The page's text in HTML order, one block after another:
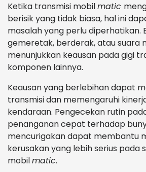
Ketika transmisi mobilmatic
berisik yang tidak biasa, hal ini
masalah yang perlu diperhatikan.
gemeretak, berderak, atau suara
menunjukkan keausan pada gigi
komponen lainnya.
Keausan yang berlebihan dapat
transmisi dan memengaruhi
kendaraan. Pengecekan rutin
penanganan cepat terhadap
mencurigakan dapat membantu
kerusakan yang lebih serius pada
mobilmatic.